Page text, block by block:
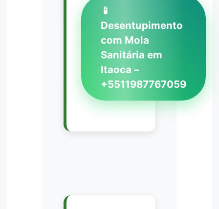
📱
Desentupimento
com Mola
Sanitária em
Itaoca –
+5511987767059